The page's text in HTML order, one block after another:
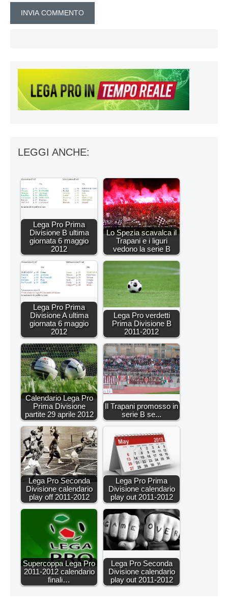
LEGGI ANCHE:
Lega Pro Prima
Divisione B ultima
giornata 6 maggio
2012
Lo Spezia scavalca il
Trapani e i liguri
vedono la serie B
Lega Pro Prima
Divisione A ultima
giornata 6 maggio
2012
Lega Pro verdetti
Prima Divisione B
2011-2012
Calendario Lega Pro
Prima Divisione
partite 29 aprile 2012
Il Trapani promosso in
serie B se...
Lega Pro Seconda
Divisione calendario
play off 2011-2012
Lega Pro Prima
Divisione calendario
play out 2011-2012
Supercoppa Lega Pro
2011-2012 calendario
finali…
Lega Pro Seconda
Divisione calendario
play out 2011-2012